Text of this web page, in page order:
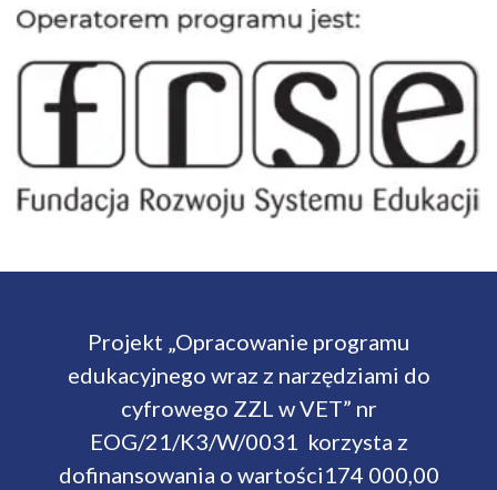
Projekt „Opracowanie programu
edukacyjnego wraz z narzędziami do
cyfrowego ZZL w VET” nr
EOG/21/K3/W/0031 korzysta z
dofinansowania o wartości174 000,00